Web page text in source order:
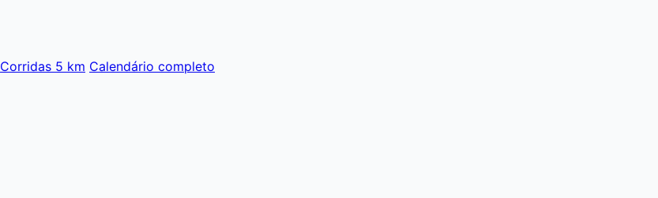
Corridas 5 km Calendário completo